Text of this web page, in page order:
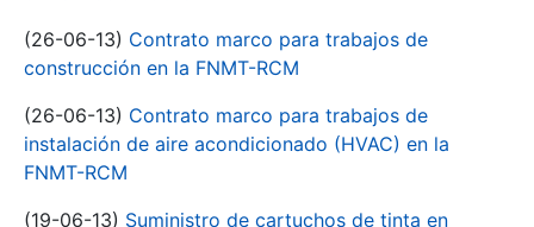
(26-06-13) Contrato marco para trabajos de
construcción en la FNMT-RCM
(26-06-13) Contrato marco para trabajos de
instalación de aire acondicionado (HVAC) en la
FNMT-RCM
(19-06-13) Suministro de cartuchos de tinta en